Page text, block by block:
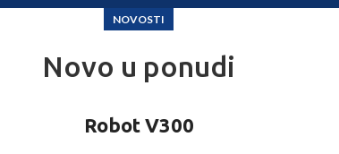
NOVOSTI
Novo u ponudi
Robot V300